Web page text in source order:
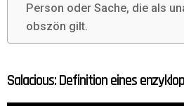
Person oder Sache, die als
obszön gilt.
Salacious: Definition eines